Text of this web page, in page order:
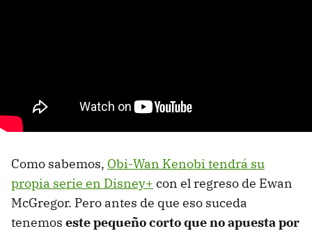
Como sabemos, Obi-Wan Kenobi tendrá su
propia serie en Disney+ con el regreso de Ewan
McGregor. Pero antes de que eso suceda
tenemos este pequeño corto que no apuesta por